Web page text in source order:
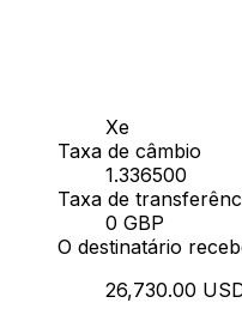
Xe
Taxa de câmbio
1.336500
Taxa de
0 GBP
O destinatário
26,730.00